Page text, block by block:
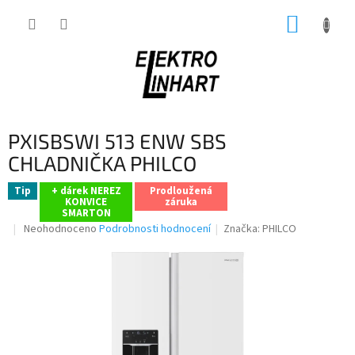
PXISBSWI 513 ENW SBS
CHLADNIČKA PHILCO
Tip + dárek NEREZ
KONVICE
SMARTON
Prodloužená
záruka
Průměrné
Neohodnoceno Podrobnosti hodnocení Značka:PHILCO